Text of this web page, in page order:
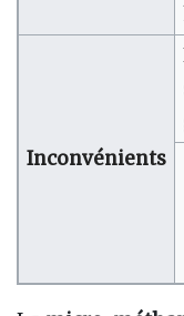
Inconvénients